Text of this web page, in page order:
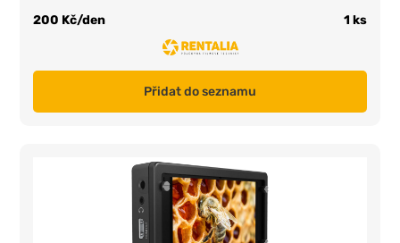
200 Kč/den 1 ks
Přidat do seznamu